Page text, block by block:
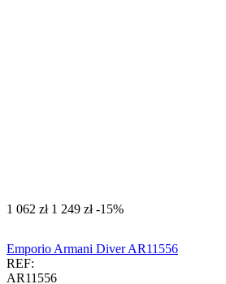
‍1 062‍ zł ‍1 249‍ zł -15%
Emporio Armani Diver AR11556
REF:
AR11556